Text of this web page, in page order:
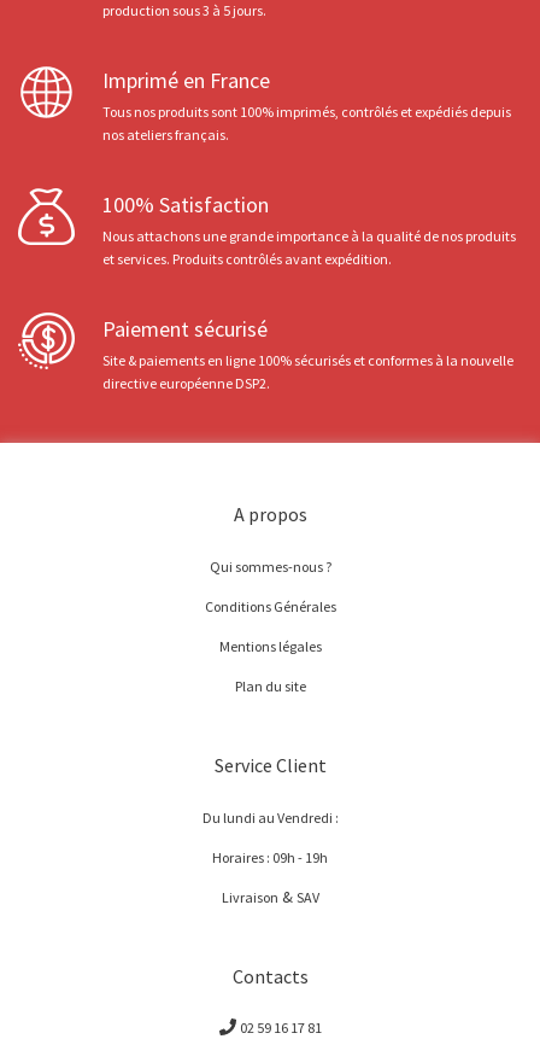
production sous 3 à 5 jours.
Imprimé en France
Tous nos produits sont 100% imprimés, contrôlés et expédiés depuis
nos ateliers français.
100% Satisfaction
Nous attachons une grande importance à la qualité de nos produits
et services. Produits contrôlés avant expédition.
Paiement sécurisé
Site & paiements en ligne 100% sécurisés et conformes à la nouvelle
directive européenne DSP2.
A propos
Qui sommes-nous ?
Conditions Générales
Mentions légales
Plan du site
Service Client
Du lundi au Vendredi :
Horaires : 09h - 19h
Livraison & SAV
Contacts
02 59 16 17 81